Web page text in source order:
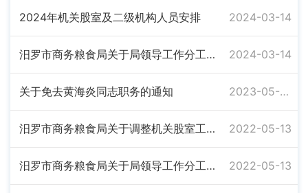
2024年机关股室及二级机构人员安排 2024-03-14
汨罗市商务粮食局关于局领导工作分工的通知 2024-03-14
关于免去黄海炎同志职务的通知 2023-05-04
汨罗市商务粮食局关于调整机关股室工作分工的通知 2022-05-13
汨罗市商务粮食局关于局领导工作分工的通知 2022-05-13